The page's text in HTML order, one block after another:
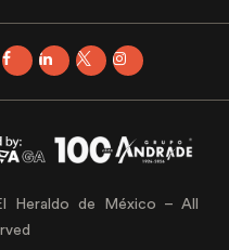
Heraldo de México – All